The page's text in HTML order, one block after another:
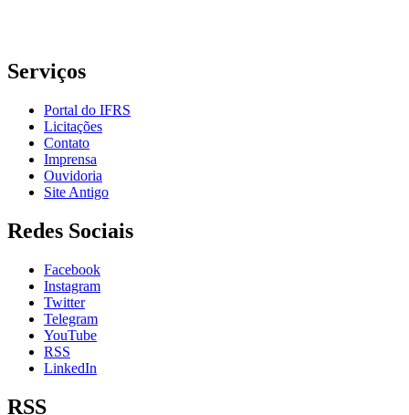
Serviços
Portal do IFRS
Licitações
Contato
Imprensa
Ouvidoria
Site Antigo
Redes Sociais
Facebook
Instagram
Twitter
Telegram
YouTube
RSS
LinkedIn
RSS